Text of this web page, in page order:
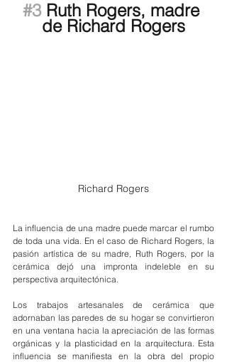
#3 Ruth Rogers, madre
de Richard Rogers
Richard Rogers
La influencia de una madre puede marcar el rumbo
de toda una vida. En el caso de Richard Rogers, la
pasión artística de su madre, Ruth Rogers, por la
cerámica dejó una impronta indeleble en su
perspectiva arquitectónica.
Los trabajos artesanales de cerámica que
adornaban las paredes de su hogar se convirtieron
en una ventana hacia la apreciación de las formas
orgánicas y la plasticidad en la arquitectura. Esta
influencia se manifiesta en la obra del propio